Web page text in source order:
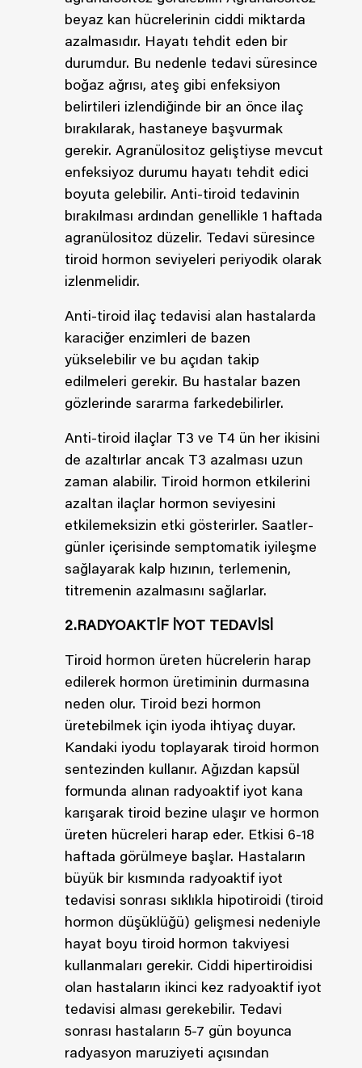
beyaz kan hücrelerinin ciddi miktarda
azalmasıdır. Hayatı tehdit eden bir
durumdur. Bu nedenle tedavi süresince
boğaz ağrısı, ateş gibi enfeksiyon
belirtileri izlendiğinde bir an önce ilaç
bırakılarak, hastaneye başvurmak
gerekir. Agranülositoz geliştiyse mevcut
enfeksiyoz durumu hayatı tehdit edici
boyuta gelebilir. Anti-tiroid tedavinin
bırakılması ardından genellikle 1 haftada
agranülositoz düzelir. Tedavi süresince
tiroid hormon seviyeleri periyodik olarak
izlenmelidir.
Anti-tiroid ilaç tedavisi alan hastalarda
karaciğer enzimleri de bazen
yükselebilir ve bu açıdan takip
edilmeleri gerekir. Bu hastalar bazen
gözlerinde sararma farkedebilirler.
Anti-tiroid ilaçlar T3 ve T4 ün her ikisini
de azaltırlar ancak T3 azalması uzun
zaman alabilir. Tiroid hormon etkilerini
azaltan ilaçlar hormon seviyesini
etkilemeksizin etki gösterirler. Saatler-
günler içerisinde semptomatik iyileşme
sağlayarak kalp hızının, terlemenin,
titremenin azalmasını sağlarlar.
2.RADYOAKTİF İYOT TEDAVİSİ
Tiroid hormon üreten hücrelerin harap
edilerek hormon üretiminin durmasına
neden olur. Tiroid bezi hormon
üretebilmek için iyoda ihtiyaç duyar.
Kandaki iyodu toplayarak tiroid hormon
sentezinden kullanır. Ağızdan kapsül
formunda alınan radyoaktif iyot kana
karışarak tiroid bezine ulaşır ve hormon
üreten hücreleri harap eder. Etkisi 6-18
haftada görülmeye başlar. Hastaların
büyük bir kısmında radyoaktif iyot
tedavisi sonrası sıklıkla hipotiroidi (tiroid
hormon düşüklüğü) gelişmesi nedeniyle
hayat boyu tiroid hormon takviyesi
kullanmaları gerekir. Ciddi hipertiroidisi
olan hastaların ikinci kez radyoaktif iyot
tedavisi alması gerekebilir. Tedavi
sonrası hastaların 5-7 gün boyunca
radyasyon maruziyeti açısından